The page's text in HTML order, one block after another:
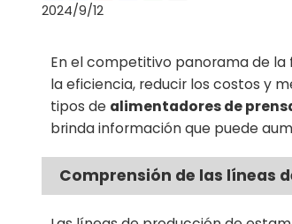
2024/9/12
En el competitivo panorama de
la eficiencia, reducir los costos y
tipos de alimentadores de
brinda información que puede
Comprensión de las líneas